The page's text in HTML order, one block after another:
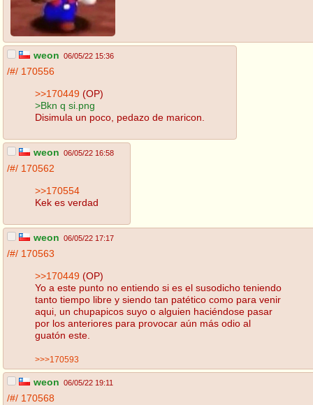
weon 06/05/22 15:36
/#/ 170556
>>170449 (OP)
>Bkn q si.png
Disimula un poco, pedazo de maricon.
weon 06/05/22 16:58
/#/ 170562
>>170554
Kek es verdad
weon 06/05/22 17:17
/#/ 170563
>>170449 (OP)
Yo a este punto no entiendo si es el susodicho teniendo
tanto tiempo libre y siendo tan patético como para venir
aqui, un chupapicos suyo o alguien haciéndose pasar
por los anteriores para provocar aún más odio al
guatón este.
>>>170593
weon 06/05/22 19:11
/#/ 170568